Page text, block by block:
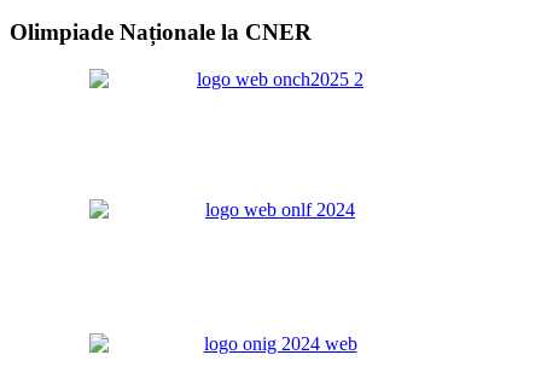
Olimpiade Naționale la CNER